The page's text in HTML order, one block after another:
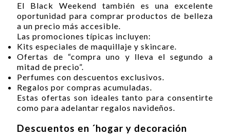
El Black Weekend también es una excelente
oportunidad para comprar productos de belleza
a un precio más accesible.
Las promociones típicas incluyen:
Kits especiales de maquillaje y skincare.
Ofertas de “compra uno y lleva el segundo a
mitad de precio”.
Perfumes con descuentos exclusivos.
Regalos por compras acumuladas.
Estas ofertas son ideales tanto para consentirte
como para adelantar regalos navideños.
Descuentos en ´hogar y decoración